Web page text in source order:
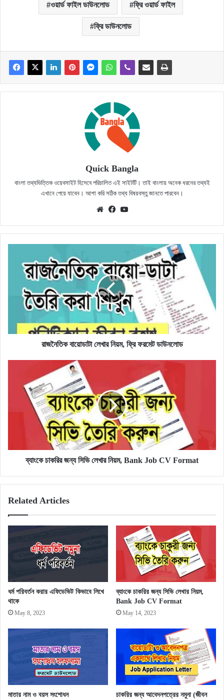
ওয়ার্ড ফাইল ডাউনলোড ফ্রি ওয়ার্ড ফাইল
ফ্রি ডাউনলোড
Quick Bangla
বাংলা তথ্যভিত্তিক ওয়েবসাইট হিসেবে পরিচালিত এই সাইটটি। তাই বাংলায় অনেক ধরনের তথ্যই
এখানে পেয়ে যাবেন। আশা করি সঠিক তথ্য বিষয়বস্তু জানতে পারবেন।
WebsiteFacebook
ডাউনলোড
রাজনৈতিক বায়োডাটা লেখার নিয়ম, ফ্রি ফরমেট ডাউনলোড
CV
Formatব্যাংকে চাকরির জন্য সিভি লেখার নিয়ম, Bank Job CV Format
Related Articles
ধর্ম পরিবর্তন করার এফিডেভিট কিভাবে লিখে
থাকে
May 8, 2023
ব্যাংকে চাকরির জন্য সিভি লেখার নিয়ম,
Bank Job CV Format
May 14, 2023
মাতার নাম ও বয়স সংশোধন চাকরির জন্য আবেদনপত্রের নমুনা (জীবন